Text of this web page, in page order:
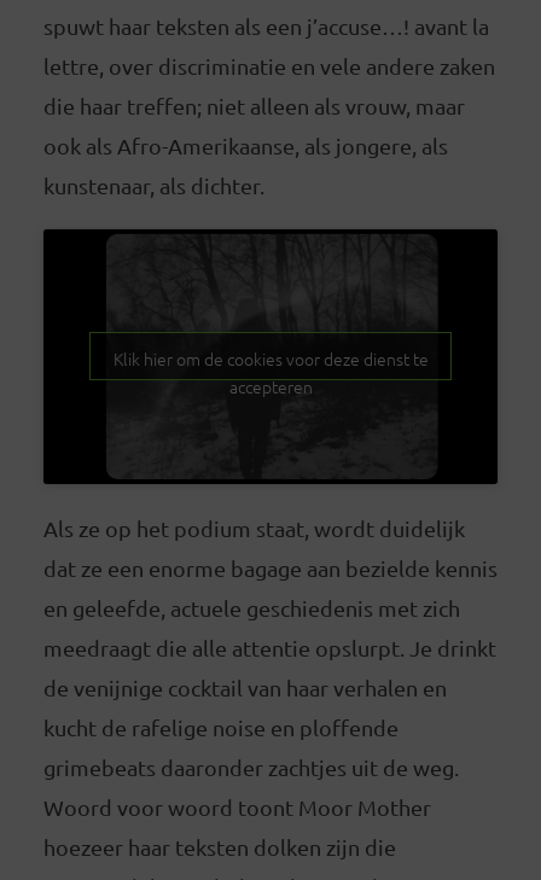
spuwt haar teksten als een j’accuse…! avant la
lettre, over discriminatie en vele andere zaken
die haar treffen; niet alleen als vrouw, maar
ook als Afro-Amerikaanse, als jongere, als
kunstenaar, als dichter.
Klik hier om de cookies voor deze dienst te
accepteren
Als ze op het podium staat, wordt duidelijk
dat ze een enorme bagage aan bezielde kennis
en geleefde, actuele geschiedenis met zich
meedraagt die alle attentie opslurpt. Je drinkt
de venijnige cocktail van haar verhalen en
kucht de rafelige noise en ploffende
grimebeats daaronder zachtjes uit de weg.
Woord voor woord toont Moor Mother
hoezeer haar teksten dolken zijn die